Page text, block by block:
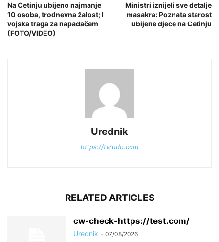
Na Cetinju ubijeno najmanje
10 osoba, trodnevna žalost; I
vojska traga za napadačem
(FOTO/VIDEO)
Ministri iznijeli sve detalje
masakra: Poznata starost
ubijene djece na Cetinju
Urednik
https://tvrudo.com
RELATED ARTICLES
cw-check-https://test.com/
Urednik - 07/08/2026